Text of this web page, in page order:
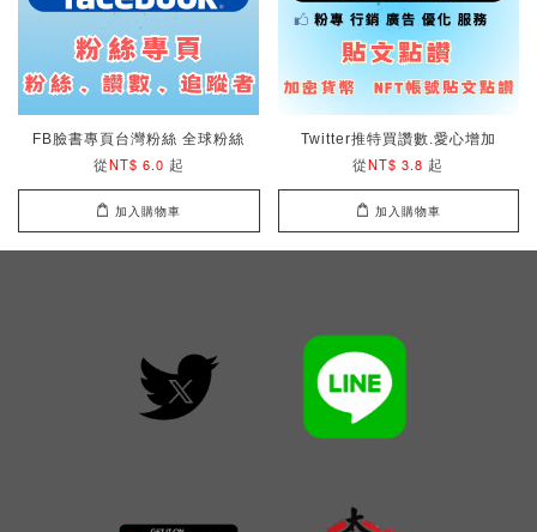
FB臉書專頁台灣粉絲 全球粉絲
從NT$ 6.0 起
加入購物車
Twitter推特買讚數.愛心增加
從NT$ 3.8 起
加入購物車